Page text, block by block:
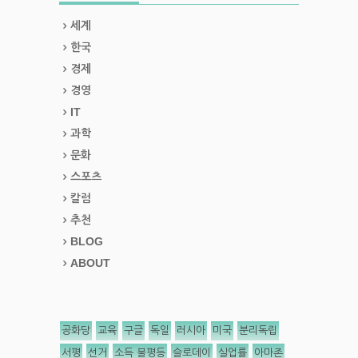
세계
한국
경제
경영
IT
과학
문화
스포츠
칼럼
추천
BLOG
ABOUT
공화당 교육 구글 독일 러시아 미국 분리독립
서평 선거 소득 불평등 슬로데이 실업률 아마존